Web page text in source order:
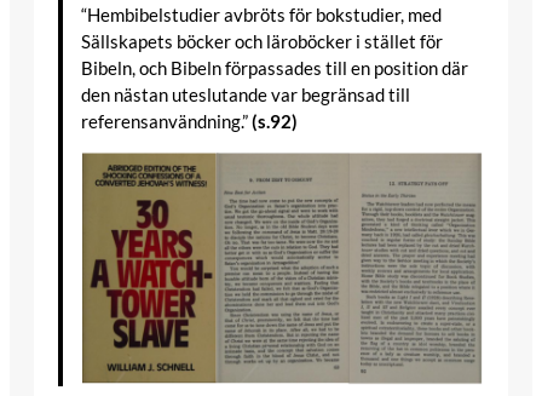
“Hembibelstudier avbröts för bokstudier, med
Sällskapets böcker och läroböcker i stället för
Bibeln, och Bibeln förpassades till en position där
den nästan uteslutande var begränsad till
referensanvändning.”(s.92)